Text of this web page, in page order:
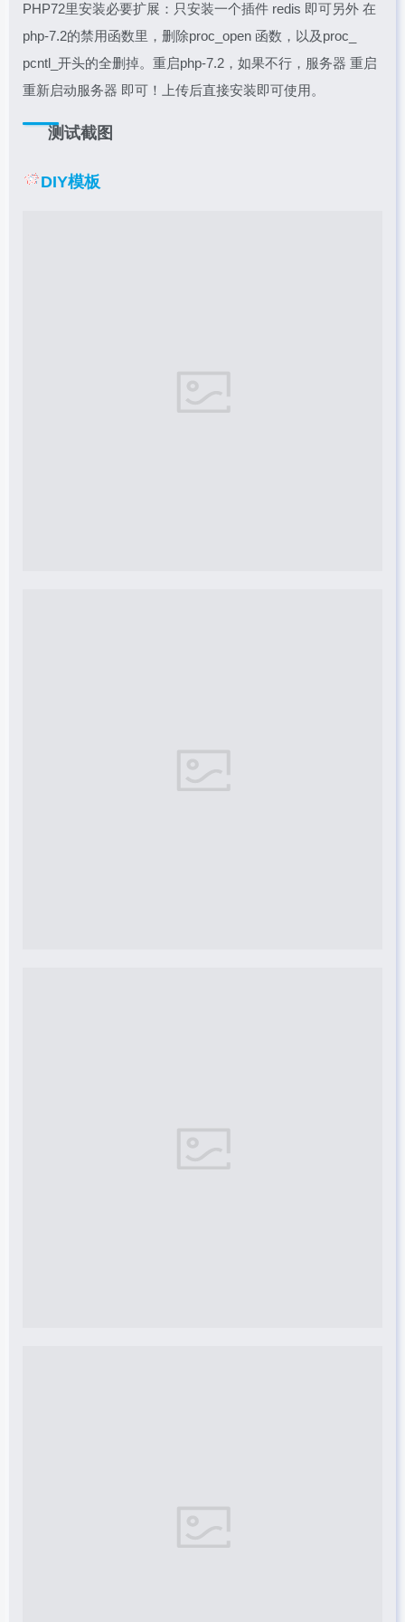
PHP72里安装必要扩展：只安装一个插件 redis 即可另外 在
php-7.2的禁用函数里，删除proc_open 函数，以及proc_
pcntl_开头的全删掉。重启php-7.2，如果不行，服务器 重启
重新启动服务器 即可！上传后直接安装即可使用。
测试截图
DIY模板